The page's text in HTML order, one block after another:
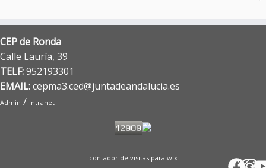
CEP de Ronda
Calle Lauría, 39
TELF:952193301
EMAIL:cepma3.ced@juntadeandalucia.es
Admin / Intranet
contador de visitas para wix